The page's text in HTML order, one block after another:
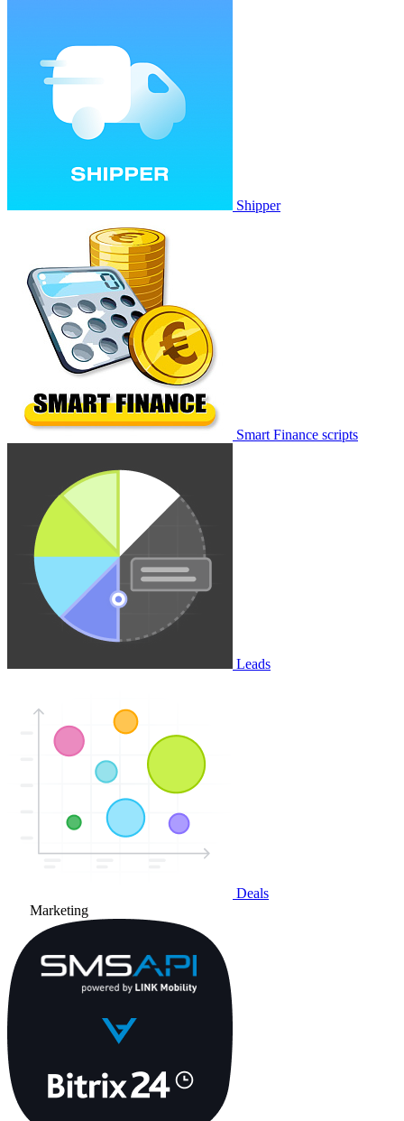
Shipper
Smart Finance scripts
Leads
Deals
Marketing